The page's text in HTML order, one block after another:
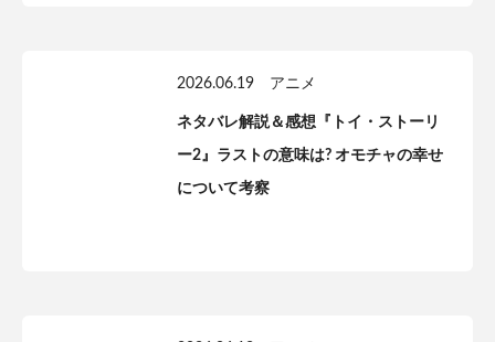
2026.06.19 アニメ
ネタバレ解説＆感想『トイ・ストーリ
ー2』ラストの意味は? オモチャの幸せ
について考察